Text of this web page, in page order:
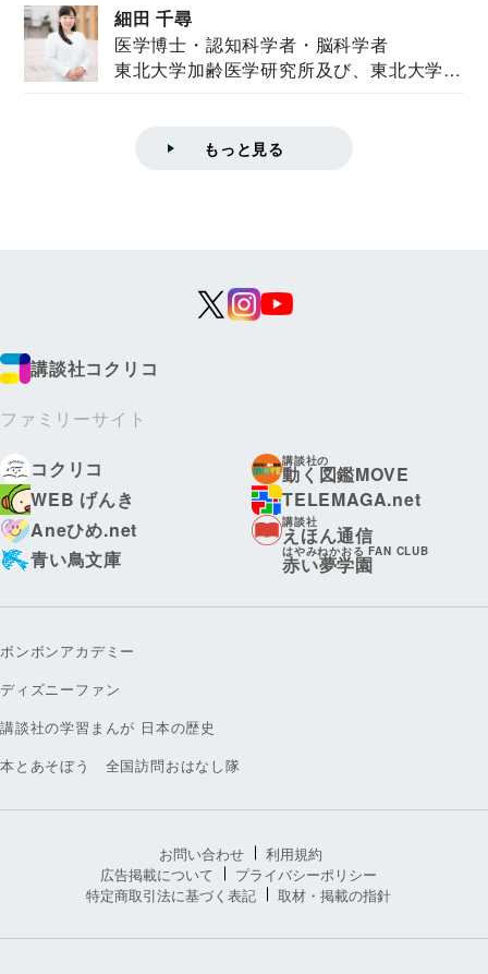
細田 千尋
医学博士・認知科学者・脳科学者
東北大学加齢医学研究所及び、東北大学大
もっと見る
講談社コクリコ
ファミリーサイト
コクリコ
講談社の
動く図鑑MOVE
WEB げんき
TELEMAGA.net
Aneひめ.net
講談社
えほん通信
青い鳥文庫
はやみねかおる FAN CLUB
赤い夢学園
ボンボンアカデミー
ディズニーファン
講談社の学習まんが 日本の歴史
本とあそぼう 全国訪問おはなし隊
お問い合わせ
利用規約
広告掲載について
プライバシーポリシー
特定商取引法に基づく表記
取材・掲載の指針